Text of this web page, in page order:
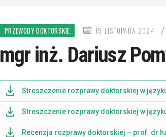
PRZEWODY DOKTORSKIE
DATA15 LISTOPADA 2024 /
mgr inż. Dariusz
Streszczenie rozprawy doktorskiej w
Streszczenie rozprawy doktorskiej w
Recenzja rozprawy doktorskiej – prof. dr